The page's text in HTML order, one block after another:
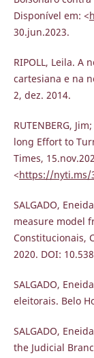
Disponível em: <
30.jun.2023.
RIPOLL, Leila. A
cartesiana e na
2, dez. 2014.
RUTENBERG,
long Effort to
Times,
<https://nyti.ms/
SALGADO,
measure model
Constitucionais,
2020. DOI:
SALGADO,
eleitorais. Belo
SALGADO,
the Judicial